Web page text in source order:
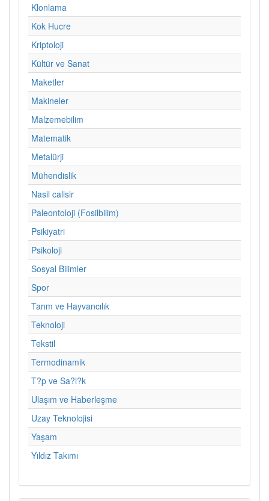
Klonlama
Kok Hucre
Kriptoloji
Kültür ve Sanat
Maketler
Makineler
Malzemebilim
Matematik
Metalürji
Mühendislik
Nasil calisir
Paleontoloji (Fosilbilim)
Psikiyatri
Psikoloji
Sosyal Bilimler
Spor
Tarım ve Hayvancılık
Teknoloji
Tekstil
Termodinamik
T?p ve Sa?l?k
Ulaşım ve Haberleşme
Uzay Teknolojisi
Yaşam
Yıldız Takımı